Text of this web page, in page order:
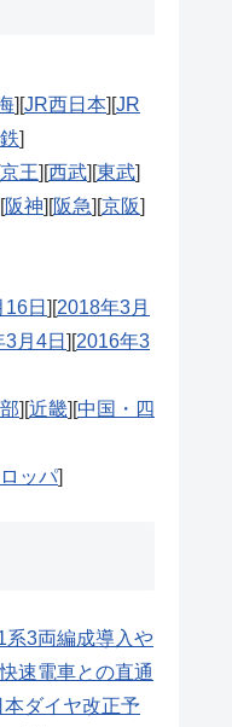
JR西日本 JR
京王 西武 東武
阪神 阪急 京阪
日
2018年3月
月4日
2016年3
近畿 中国・四
ッパ]
系3両編成導入や
速電車との直通
ダイヤ改正予